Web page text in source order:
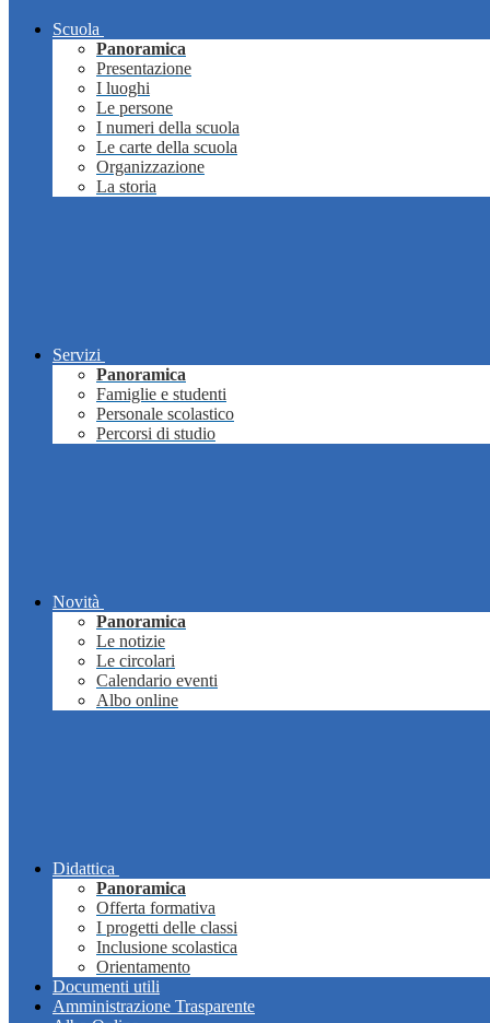
Scuola
Panoramica
Presentazione
I luoghi
Le persone
I numeri della scuola
Le carte della scuola
Organizzazione
La storia
Servizi
Panoramica
Famiglie e studenti
Personale scolastico
Percorsi di studio
Novità
Panoramica
Le notizie
Le circolari
Calendario eventi
Albo online
Didattica
Panoramica
Offerta formativa
I progetti delle classi
Inclusione scolastica
Orientamento
Documenti utili
Amministrazione Trasparente